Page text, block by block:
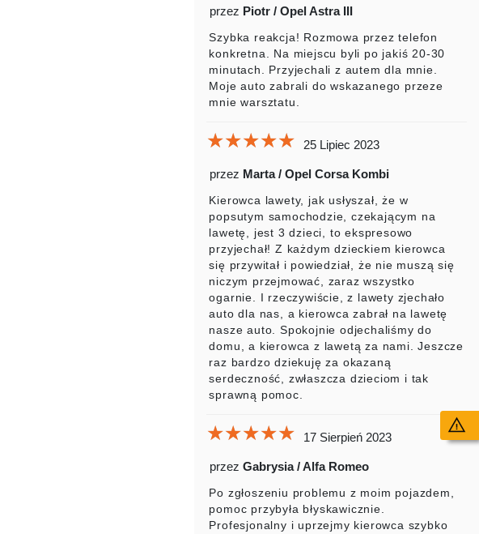
przez Piotr / Opel Astra III
Szybka reakcja! Rozmowa przez telefon
konkretna. Na miejscu byli po jakiś 20-30
minutach. Przyjechali z autem dla mnie.
Moje auto zabrali do wskazanego przeze
mnie warsztatu.
★★★★★
★★★★★
★★★★★ 25 Lipiec 2023
przez Marta / Opel Corsa Kombi
Kierowca lawety, jak usłyszał, że w
popsutym samochodzie, czekającym na
lawetę, jest 3 dzieci, to ekspresowo
przyjechał! Z każdym dzieckiem kierowca
się przywitał i powiedział, że nie muszą się
niczym przejmować, zaraz wszystko
ogarnie. I rzeczywiście, z lawety zjechało
auto dla nas, a kierowca zabrał na lawetę
nasze auto. Spokojnie odjechaliśmy do
domu, a kierowca z lawetą za nami. Jeszcze
raz bardzo dziekuję za okazaną
serdeczność, zwłaszcza dzieciom i tak
sprawną pomoc.
★★★★★
★★★★★
★★★★★ 17 Sierpień 2023
przezGabrysia / Alfa Romeo
Po zgłoszeniu problemu z moim pojazdem,
pomoc przybyła błyskawicznie.
Profesjonalny i uprzejmy kierowca szybko